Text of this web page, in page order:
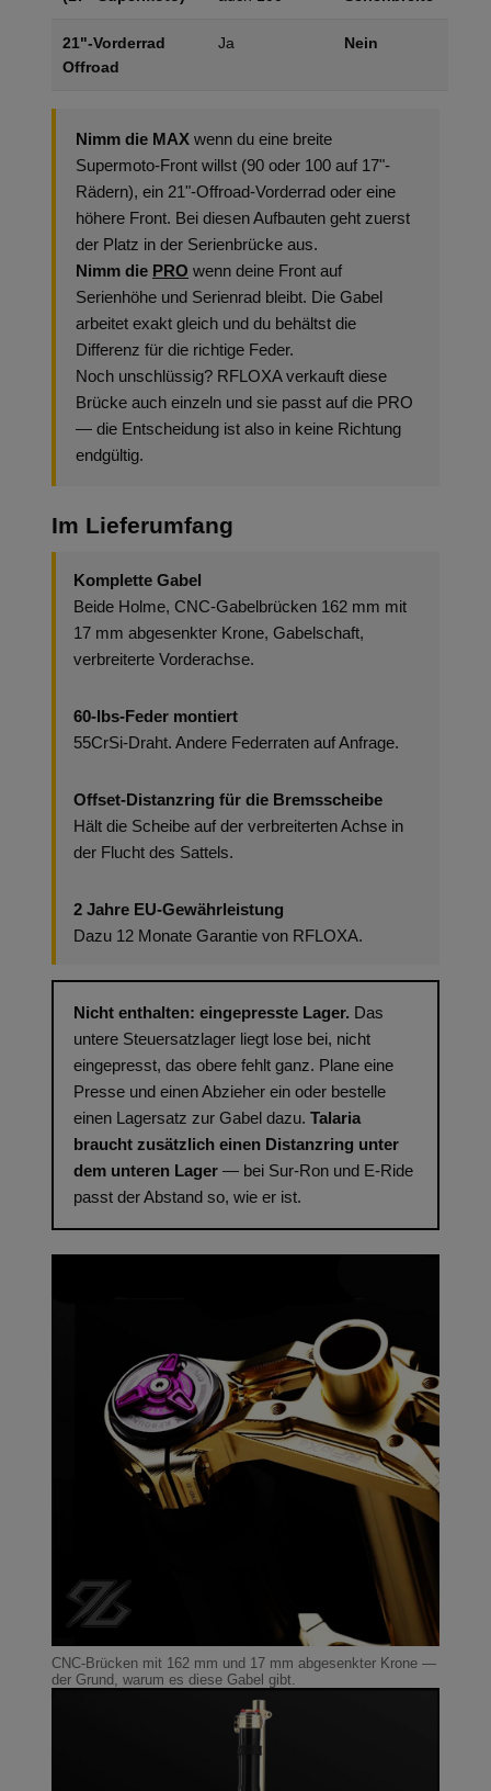
21"-Vorderrad
Offroad
Ja Nein
Nimm die MAX wenn du eine breite
Supermoto-Front willst (90 oder 100 auf 17"-
Rädern), ein 21"-Offroad-Vorderrad oder eine
höhere Front. Bei diesen Aufbauten geht zuerst
der Platz in der Serienbrücke aus.
Nimm die PRO wenn deine Front auf
Serienhöhe und Serienrad bleibt. Die Gabel
arbeitet exakt gleich und du behältst die
Differenz für die richtige Feder.
Noch unschlüssig? RFLOXA verkauft diese
Brücke auch einzeln und sie passt auf die PRO
— die Entscheidung ist also in keine Richtung
endgültig.
Im Lieferumfang
Komplette Gabel
Beide Holme, CNC-Gabelbrücken 162 mm mit
17 mm abgesenkter Krone, Gabelschaft,
verbreiterte Vorderachse.
60-lbs-Feder montiert
55CrSi-Draht. Andere Federraten auf Anfrage.
Offset-Distanzring für die Bremsscheibe
Hält die Scheibe auf der verbreiterten Achse in
der Flucht des Sattels.
2 Jahre EU-Gewährleistung
Dazu 12 Monate Garantie von RFLOXA.
Nicht enthalten: eingepresste Lager. Das
untere Steuersatzlager liegt lose bei, nicht
eingepresst, das obere fehlt ganz. Plane eine
Presse und einen Abzieher ein oder bestelle
einen Lagersatz zur Gabel dazu. Talaria
braucht zusätzlich einen Distanzring unter
dem unteren Lager — bei Sur-Ron und E-Ride
passt der Abstand so, wie er ist.
CNC-Brücken mit 162 mm und 17 mm abgesenkter Krone —
der Grund, warum es diese Gabel gibt.